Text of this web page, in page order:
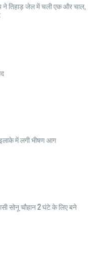
ने तिहाड़ जेल में चली एक और चाल,
में लगी भीषण आग
सोनू चौहान 2 घंटे के लिए बने